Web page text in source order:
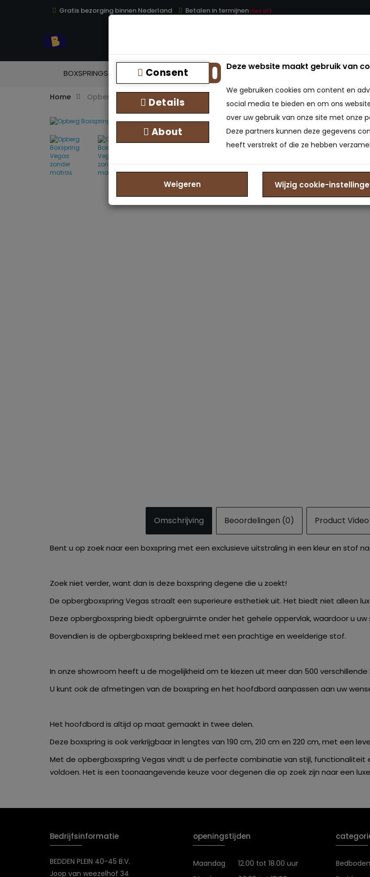
Gratis bezorging binnen Nederland Betalen in termijnenmet IN3
BOXSPRINGS MATRASSEN
Home Opberg Boxspring Vegas zonder matras
Omschrijving Beoordelingen (0) Product
Bent u op zoek naar een boxspring met een exclusieve uitstraling in een kleur en stof
Zoek niet verder, want dan is deze boxspring degene die u zoekt!
De opbergboxspring Vegas straalt een superieure esthetiek uit. Het biedt niet alleen
Deze opbergboxspring biedt opbergruimte onder het gehele oppervlak, waardoor u
Bovendien is de opbergboxspring bekleed met een prachtige en weelderige stof.
In onze showroom heeft u de mogelijkheid om te kiezen uit meer dan 500
U kunt ook de afmetingen van de boxspring en het hoofdbord aanpassen aan uw
Het hoofdbord is altijd op maat gemaakt in twee delen.
Deze boxspring is ook verkrijgbaar in lengtes van 190 cm, 210 cm en 220 cm, met een
Met de opbergboxspring Vegas vindt u de perfecte combinatie van stijl,
voldoen. Het is een toonaangevende keuze voor degenen die op zoek zijn naar een
Bedrijfsinformatie
BEDDEN PLEIN 40-45 B.V.
Joop van weezelhof 34
openingstijden
Maandag
12.00 tot 18.00 uur
Consent
Details
About
Deze website maakt gebruik van
We gebruiken cookies om content en
social media te bieden en om ons
over uw gebruik van onze site met onze
Deze partners kunnen deze gegevens
heeft verstrekt of die ze hebben
Weigeren Wijzig cookie-